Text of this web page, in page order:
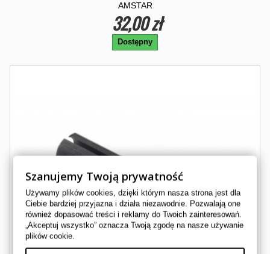
AMSTAR
32,00 zł
Dostępny
Szanujemy Twoją prywatność
Używamy plików cookies, dzięki którym nasza strona jest dla
Ciebie bardziej przyjazna i działa niezawodnie. Pozwalają one
również dopasować treści i reklamy do Twoich zainteresowań.
„Akceptuj wszystko” oznacza Twoją zgodę na nasze używanie
plików cookie.